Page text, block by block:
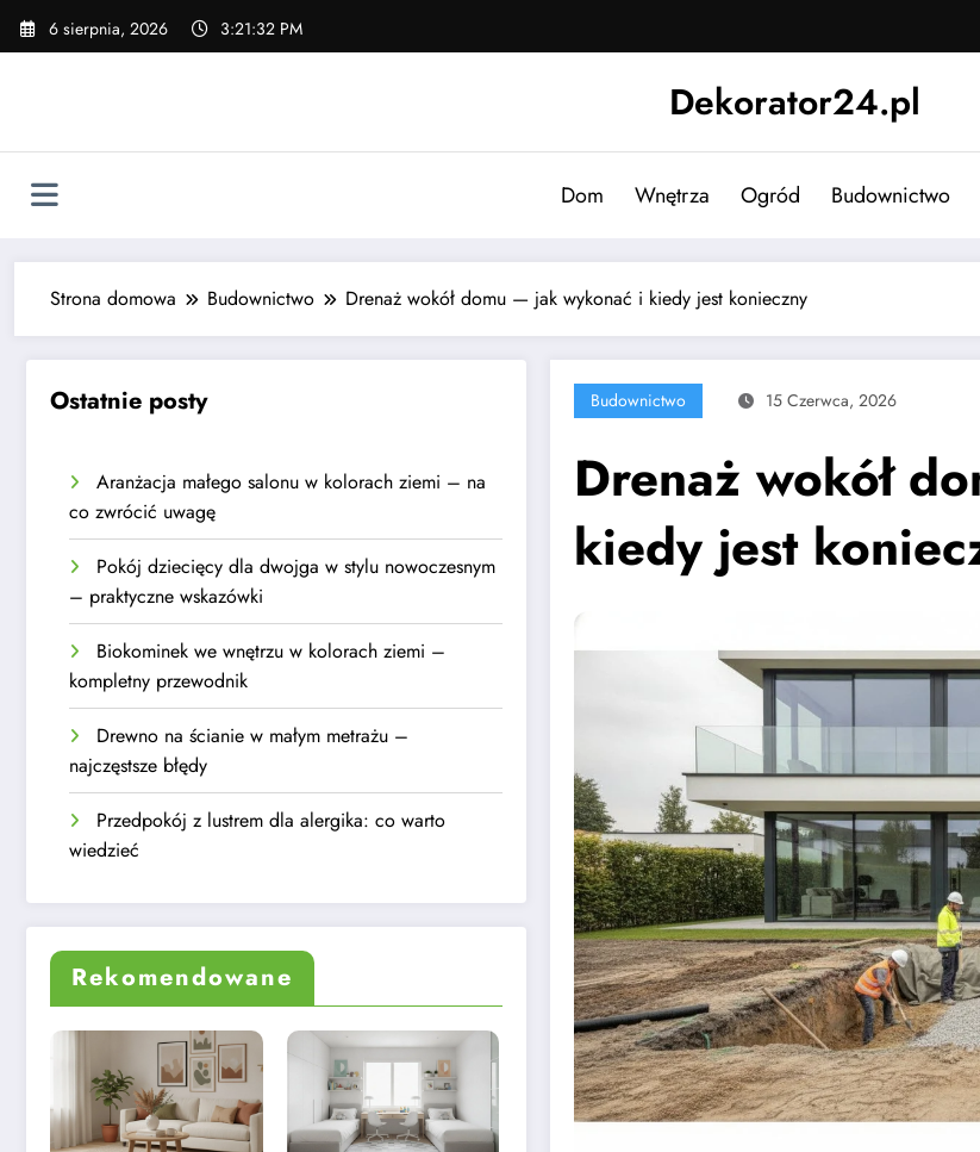
Skip
6 sierpnia, 2026 3:21:33 PM
Dekorator24.pl
Dom Wnętrza Ogród Budownictwo
Strona domowa Budownictwo Drenaż wokół domu — jak wykonać i kiedy jest konieczny
Ostatnie posty
Aranżacja małego salonu w kolorach ziemi – na
co zwrócić uwagę
Pokój dziecięcy dla dwojga w stylu nowoczesnym
– praktyczne wskazówki
Biokominek we wnętrzu w kolorach ziemi –
kompletny przewodnik
Drewno na ścianie w małym metrażu –
najczęstsze błędy
Przedpokój z lustrem dla alergika: co warto
wiedzieć
Rekomendowane
Budownictwo 15 Czerwca, 2026
Drenaż wokół
kiedy jest